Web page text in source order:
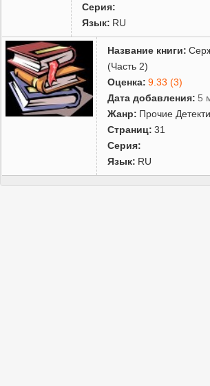
Серия:
Язык: RU
Название книги:
(Часть 2)
Оценка: 9.33 (3)
Дата добавления: 5
Жанр: Прочие
Страниц: 31
Серия:
Язык: RU